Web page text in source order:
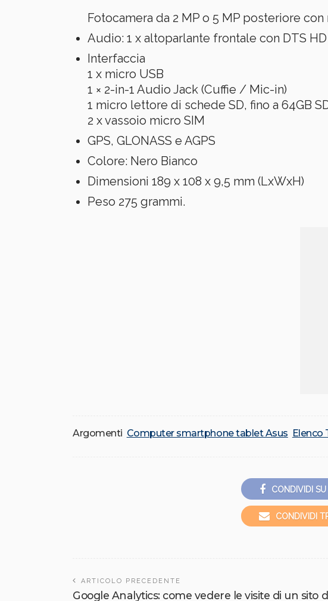
Fotocamera da 2 MP o 5 MP posteriore
Audio: 1 x altoparlante frontale con DTS
Interfaccia
1 x micro USB
1 × 2-in-1 Audio Jack (Cuffie / Mic-in)
1 micro lettore di schede SD, fino a 64GB
2 x vassoio micro SIM
GPS, GLONASS e AGPS
Colore: Nero Bianco
Dimensioni 189 x 108 x 9,5 mm (LxWxH)
Peso 275 grammi.
Argomenti Computer smartphone tablet Asus Elenco
CONDIVIDI
CONDIVIDI
ARTICOLO PRECEDENTE
Google Analytics: come vedere le visite di un sito